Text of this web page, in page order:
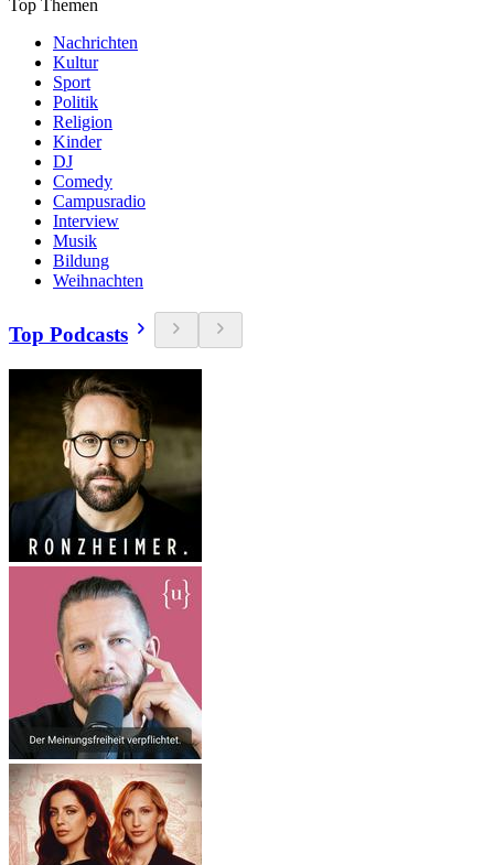
Top Themen
Nachrichten
Kultur
Sport
Politik
Religion
Kinder
DJ
Comedy
Campusradio
Interview
Musik
Bildung
Weihnachten
Top Podcasts